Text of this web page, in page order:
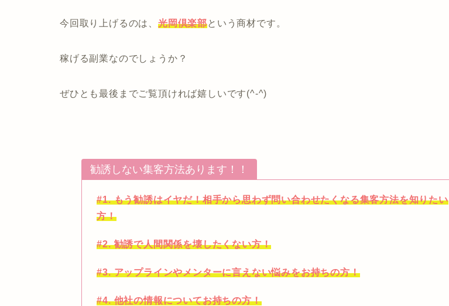
今回取り上げるのは、 光岡倶楽部という商材です。
稼げる副業なのでしょうか？
ぜひとも最後までご覧頂ければ嬉しいです(^-^)
勧誘しない集客方法あります！！
#1. もう勧誘はイヤだ！相手から思わず問い合わせたくなる集客方法を知りたい
方！
#2. 勧誘で人間関係を壊したくない方！
#3. アップラインやメンターに言えない悩みをお持ちの方！
#4. 他社の情報についてお持ちの方！